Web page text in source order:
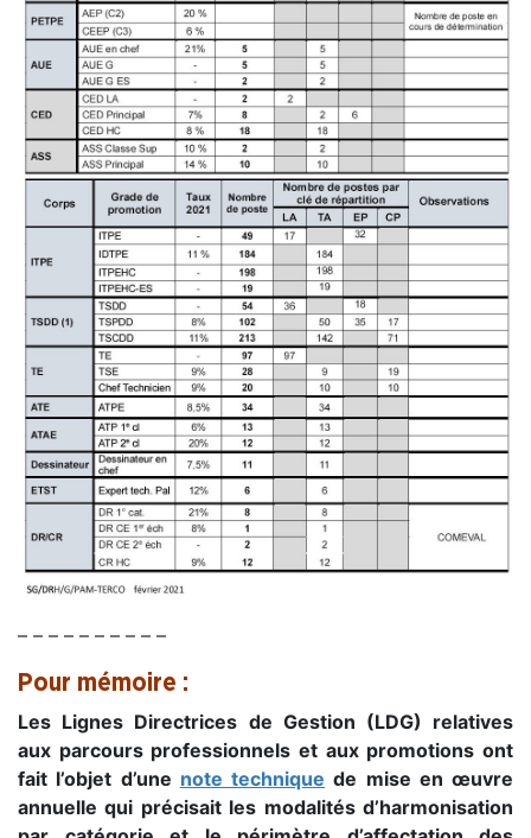
– – – – – – – – – –
Pour mémoire :
Les Lignes Directrices de Gestion (LDG) relatives
aux parcours professionnels et aux promotions ont
fait l’objet d’une note technique de mise en œuvre
annuelle qui précisait les modalités d’harmonisation